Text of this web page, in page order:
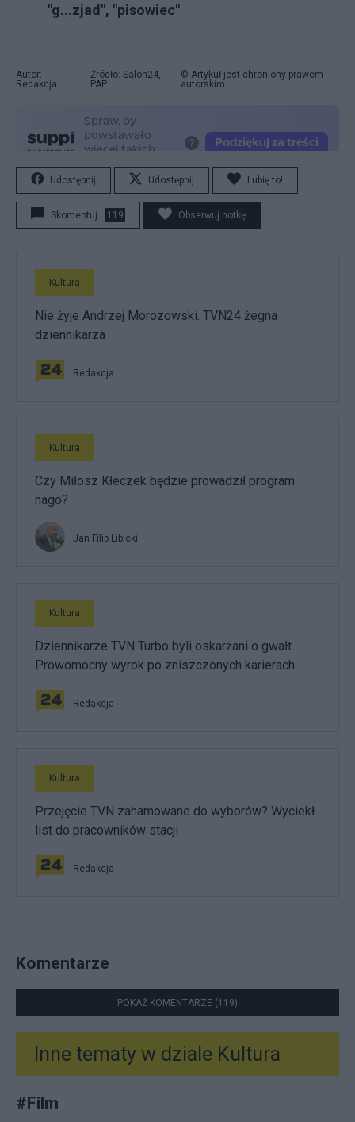
"g...zjad", "pisowiec"
Autor:
Redakcja
Źródło: Salon24,
PAP
© Artykuł jest chroniony prawem
autorskim
Udostępnij Udostępnij Lubię to!
Skomentuj 119 Obserwuj notkę
Kultura
Nie żyje Andrzej Morozowski. TVN24 żegna
dziennikarza
Redakcja
Kultura
Czy Miłosz Kłeczek będzie prowadził program
nago?
Jan Filip Libicki
Kultura
Dziennikarze TVN Turbo byli oskarżani o gwałt.
Prowomocny wyrok po zniszczonych karierach
Redakcja
Kultura
Przejęcie TVN zahamowane do wyborów? Wyciekł
list do pracowników stacji
Redakcja
Komentarze
POKAŻ KOMENTARZE (119)
Inne tematy w dziale Kultura
#Film